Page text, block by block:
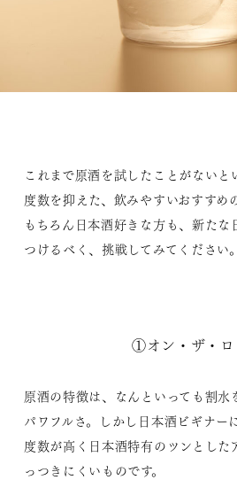
これまで原酒を試したことがないと
度数を抑えた、飲みやすいおすすめ
もちろん日本酒好きな方も、新たな
つけるべく、挑戦してみてください。
①オン・ザ・ロ
原酒の特徴は、なんといっても割水
パワフルさ。しかし日本酒ビギナー
度数が高く日本酒特有のツンとした
っつきにくいものです。